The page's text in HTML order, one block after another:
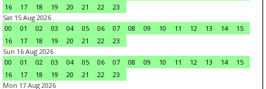
16
17 18 19 20 21 22
23
Sat 15 Aug 2026
00
01 02 03 04 05 06 07 08 09 10 11 12 13 14
15
16
17 18 19 20 21 22
23
Sun 16 Aug 2026
00
01 02 03 04 05 06 07 08 09 10 11 12 13 14
15
16
17 18 19 20 21 22
23
Mon 17 Aug 2026